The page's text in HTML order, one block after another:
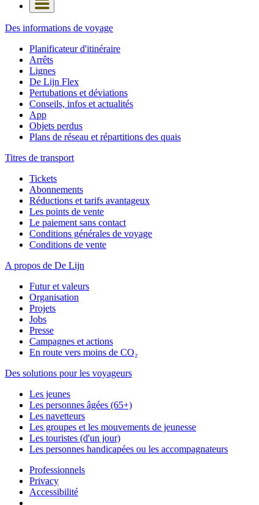
Des informations de voyage
Planificateur d'itinéraire
Arrêts
Lignes
De Lijn Flex
Pertubations et déviations
Conseils, infos et actualités
App
Objets perdus
Plans de réseau et répartitions des quais
Titres de transport
Tickets
Abonnements
Réductions et tarifs avantageux
Les points de vente
Le paiement sans contact
Conditions générales de voyage
Conditions de vente
A propos de De Lijn
Futur et valeurs
Organisation
Projets
Jobs
Presse
Campagnes et actions
En route vers moins de CO₂
Des solutions pour les voyageurs
Les jeunes
Les personnes âgées (65+)
Les navetteurs
Les groupes et les mouvements de jeunesse
Les touristes (d'un jour)
Les personnes handicapées ou les accompagnateurs
Professionnels
Privacy
Accessibilité